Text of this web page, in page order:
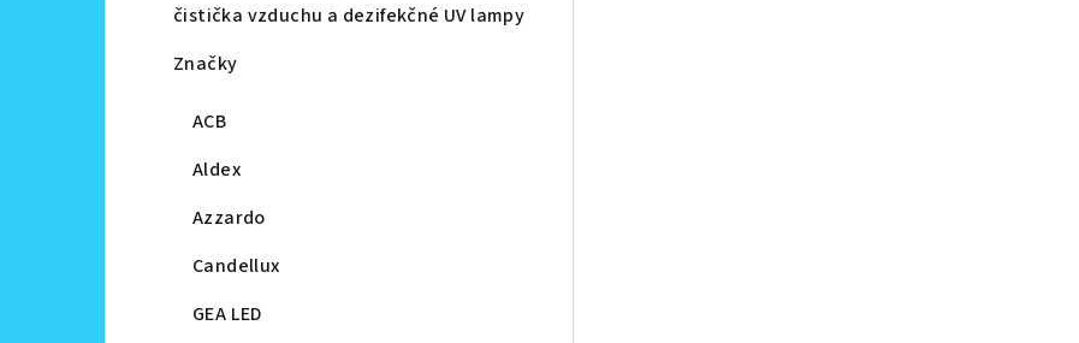
čistička vzduchu a dezifekčné UV lampy
Značky
ACB
Aldex
Azzardo
Candellux
GEA LED